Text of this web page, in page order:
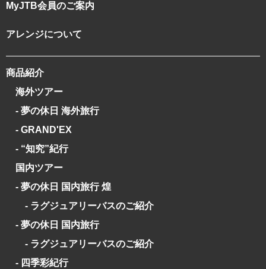
MyJTB会員のご案内
アレンジについて
商品紹介
海外ツアー
- 夢の休日 海外旅行
- GRAND'EX
- “知究”紀行
国内ツアー
- 夢の休日 国内旅行 煌
- ラグジュアリーバスのご紹介
- 夢の休日 国内旅行
- ラグジュアリーバスのご紹介
- 四季彩紀行